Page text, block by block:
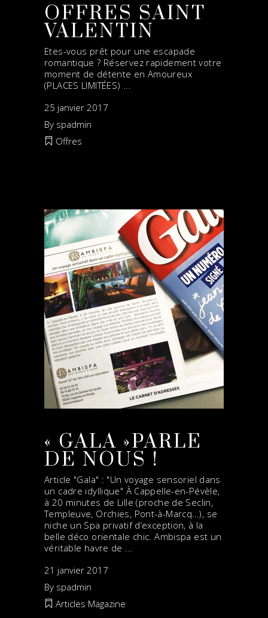
OFFRES SAINT
VALENTIN
Etes-vous prêt pour une escapade
romantique ? Réservez rapidement votre
moment de détente en Amoureux
(PLACES LIMITÉES)
25 janvier 2017
By spadmin
Offres
« GALA »PARLE
DE NOUS !
Article "Gala" : "Un voyage sensoriel dans
un cadre idyllique" À Cappelle-en-Pévèle,
à 20 minutes de Lille (proche de Seclin,
Templeuve, Orchies, Pont-à-Marcq…), se
niche un Spa privatif d’exception, à la
belle déco orientale chic. Ambispa est un
véritable havre de
21 janvier 2017
By spadmin
Articles Magazine